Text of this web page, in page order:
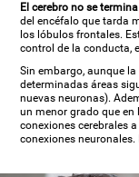
El cerebro no se
del encéfalo que tarda
los lóbulos frontales.
control de la conducta,
Sin embargo, aunque
determinadas áreas
nuevas neuronas).
un menor grado que en
conexiones cerebrales
conexiones